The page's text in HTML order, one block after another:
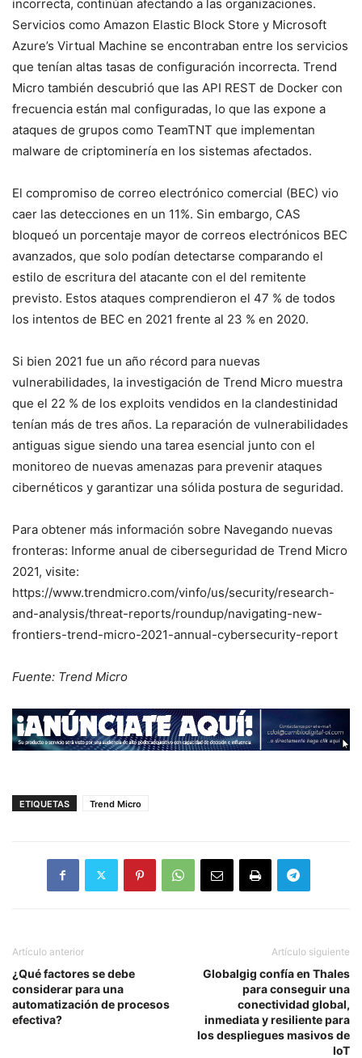
incorrecta, continúan afectando a las organizaciones.
Servicios como Amazon Elastic Block Store y Microsoft
Azure’s Virtual Machine se encontraban entre los servicios
que tenían altas tasas de configuración incorrecta. Trend
Micro también descubrió que las API REST de Docker con
frecuencia están mal configuradas, lo que las expone a
ataques de grupos como TeamTNT que implementan
malware de criptominería en los sistemas afectados.
El compromiso de correo electrónico comercial (BEC) vio
caer las detecciones en un 11%. Sin embargo, CAS
bloqueó un porcentaje mayor de correos electrónicos BEC
avanzados, que solo podían detectarse comparando el
estilo de escritura del atacante con el del remitente
previsto. Estos ataques comprendieron el 47 % de todos
los intentos de BEC en 2021 frente al 23 % en 2020.
Si bien 2021 fue un año récord para nuevas
vulnerabilidades, la investigación de Trend Micro muestra
que el 22 % de los exploits vendidos en la clandestinidad
tenían más de tres años. La reparación de vulnerabilidades
antiguas sigue siendo una tarea esencial junto con el
monitoreo de nuevas amenazas para prevenir ataques
cibernéticos y garantizar una sólida postura de seguridad.
Para obtener más información sobre Navegando nuevas
fronteras: Informe anual de ciberseguridad de Trend Micro
2021, visite:
https://www.trendmicro.com/vinfo/us/security/research-
and-analysis/threat-reports/roundup/navigating-new-
frontiers-trend-micro-2021-annual-cybersecurity-report
Fuente: Trend Micro
ETIQUETAS Trend Micro
Artículo anterior
¿Qué factores se debe
considerar para una
automatización de procesos
efectiva?
Artículo siguiente
Globalgig confía en Thales
para conseguir una
conectividad global,
inmediata y resiliente para
los despliegues masivos de
IoT